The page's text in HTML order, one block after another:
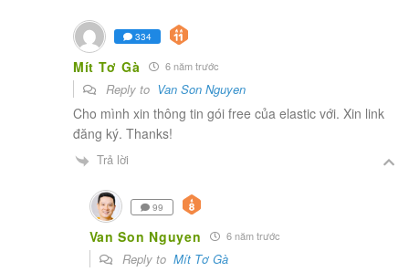
334
Mít Tơ Gà 6 năm trước
Reply to Van Son Nguyen
Cho mình xin thông tin gói free của elastic với. Xin link
đăng ký. Thanks!
Trả lời
99
Van Son Nguyen 6 năm trước
Reply to Mít Tơ Gà